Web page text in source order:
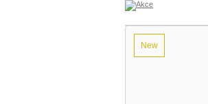
New